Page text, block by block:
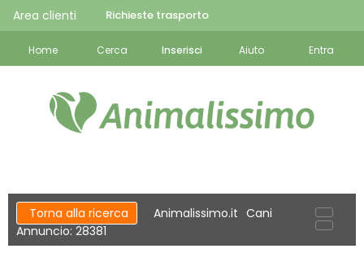
Area clienti Richieste trasporto
Home Cerca Inserisci Aiuto Entra
Torna alla ricerca Animalissimo.it Cani
Annuncio: 28381